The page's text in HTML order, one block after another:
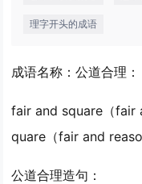
理字开头的成语
成语名称：公道合理：
fair and square（fair
quare（fair and
公道合理造句：